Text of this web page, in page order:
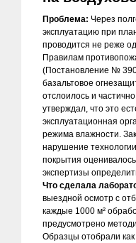
Проблема: Через
эксплуатацию при
проводится не реже
Правилам
(Постановление №
базальтовое
отслоилось и
утверждал, что это
эксплуатационная
режима влажности.
нарушение
покрытия
экспертизы
Что сделала
выездной осмотр с
каждые 1000 м²
предусмотрено
Образцы отобрали как